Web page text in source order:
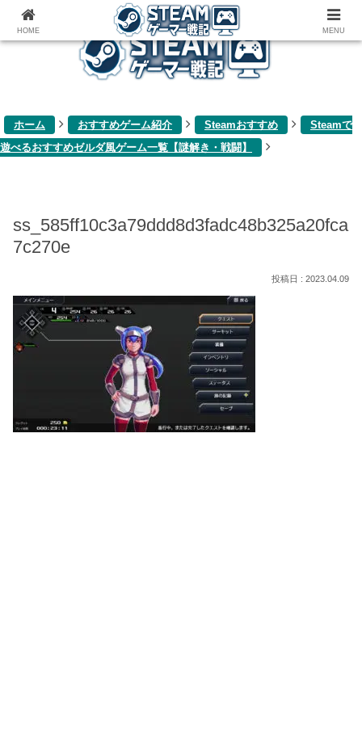
ゲーム関連雑記ブログ
ホーム おすすめゲーム紹介 Steamおすすめ
Steamで
遊べるおすすめゼルダ風ゲーム一覧【謎解き・戦闘】
ss_585ff10c3a79ddd8d3fadc48b325a20fca
7c270e
2023.04.09
HOME MENU